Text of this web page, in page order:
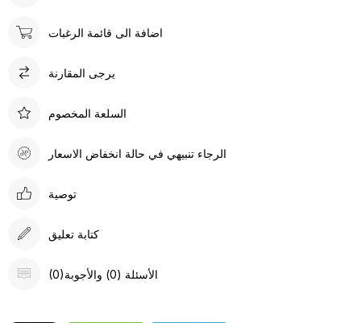
اضافة الى قائمة الرغبات
يرجى المقارنة
السلعة المخصوم
الرجاء تنبيهي في حالة انخفاض الاسعار
توصية
كتابة تعليق
(0)الأسئلة (0) والأجوبة